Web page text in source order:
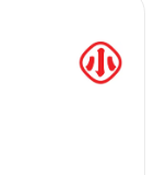
質地與風味的
定度與視覺辨
上色程度與質